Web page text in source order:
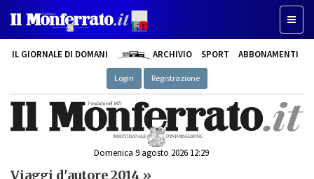
IL GIORNALE DI DOMANI ARCHIVIO SPORT ABBONAMENTI
Login Registrazione
Domenica 9 agosto 2026 12:29
Viaggi d'autore 2014 »